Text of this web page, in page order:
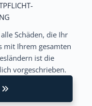
Schäden, die Ihr
mit Ihrem gesamten
ist die
vorgeschrieben.